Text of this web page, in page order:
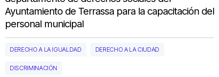
Ayuntamiento de Terrassa para la capacitación del
personal municipal
DERECHO A LA IGUALDAD DERECHO A LA CIUDAD
DISCRIMINACIÓN